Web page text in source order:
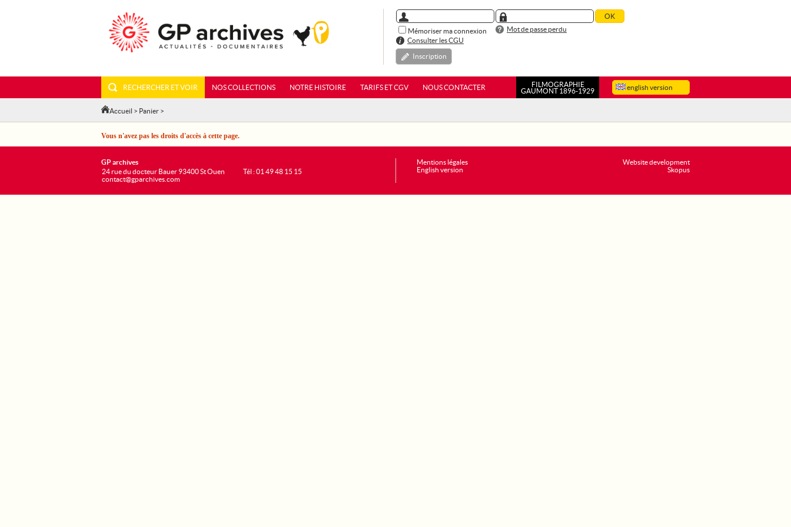
Mémoriser ma connexion
Mot de passe perdu
Consulter les CGU
Inscription
english version
RECHERCHER ET VOIR NOS COLLECTIONS NOTRE HISTOIRE TARIFS ET CGV NOUS CONTACTER
FILMOGRAPHIE
GAUMONT 1896-1929
Accueil > Panier >
Vous n'avez pas les droits d'accès à cette page.
Website development
Skopus
GP archives
24 rue du docteur Bauer 93400 St Ouen
contact@gparchives.com
Tél : 01 49 48 15 15
Mentions légales
English version